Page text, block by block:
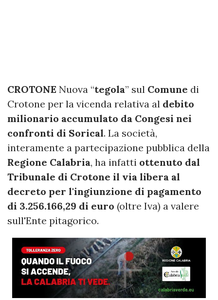
CROTONE Nuova “tegola” sul Comune di
Crotone per la vicenda relativa al debito
milionario accumulato da Congesi nei
confronti di Sorical. La società,
interamente a partecipazione pubblica della
Regione Calabria, ha infatti ottenuto dal
Tribunale di Crotone il via libera al
decreto per l'ingiunzione di pagamento
di 3.256.166,29 di euro (oltre Iva) a valere
sull'Ente pitagorico.